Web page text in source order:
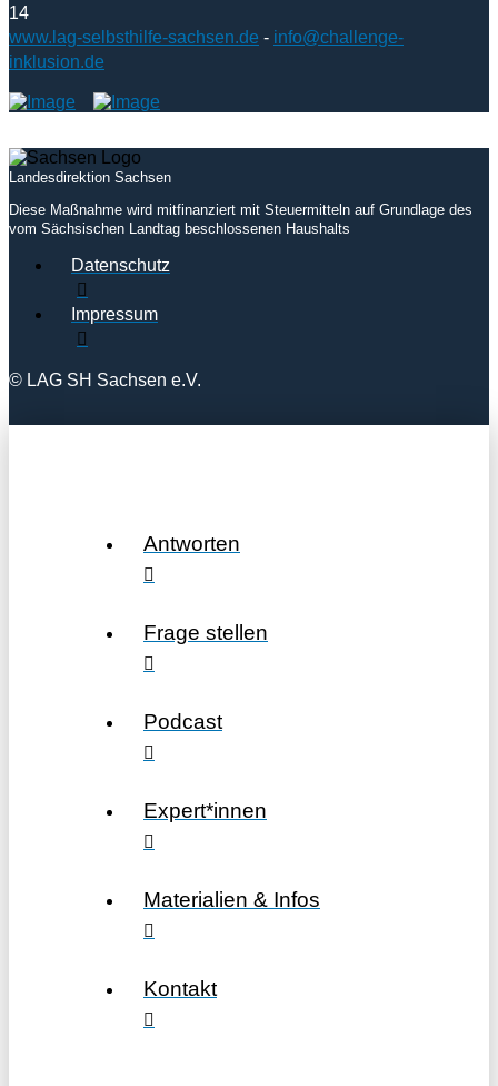
14
www.lag-selbsthilfe-sachsen.de - info@challenge-
inklusion.de
Landesdirektion Sachsen
Diese Maßnahme wird mitfinanziert mit Steuermitteln auf Grundlage des
vom Sächsischen Landtag beschlossenen Haushalts
Datenschutz
Impressum
© LAG SH Sachsen e.V.
Antworten
Frage stellen
Podcast
Expert*innen
Materialien & Infos
Kontakt